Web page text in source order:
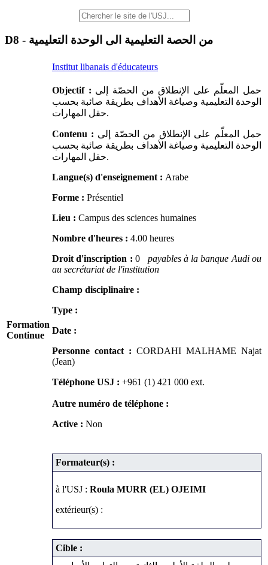
D8 - من الحصة التعليمية الى الوحدة التعليمية
Institut libanais d'éducateurs
Formation
Continue
Objectif : حمل المعلّم على الإنطلاق من الحصّة إلى
الوحدة التعليمية وصياغة الأهداف بطريقة صائبة بحسب
حقل المهارات.
Contenu : حمل المعلّم على الإنطلاق من الحصّة إلى
الوحدة التعليمية وصياغة الأهداف بطريقة صائبة بحسب
حقل المهارات.
Langue(s) d'enseignement : Arabe
Forme : Présentiel
Lieu : Campus des sciences humaines
Nombre d'heures : 4.00 heures
Droit d'inscription : 0 payables à la banque Audi ou
au secrétariat de l'institution
Champ disciplinaire :
Type :
Date :
Personne contact : CORDAHI MALHAME Najat
(Jean)
Téléphone USJ : +961 (1) 421 000 ext.
Autre numéro de téléphone :
Active : Non
Formateur(s) :
à l'USJ : Roula MURR (EL) OJEIMI
extérieur(s) :
Cible :